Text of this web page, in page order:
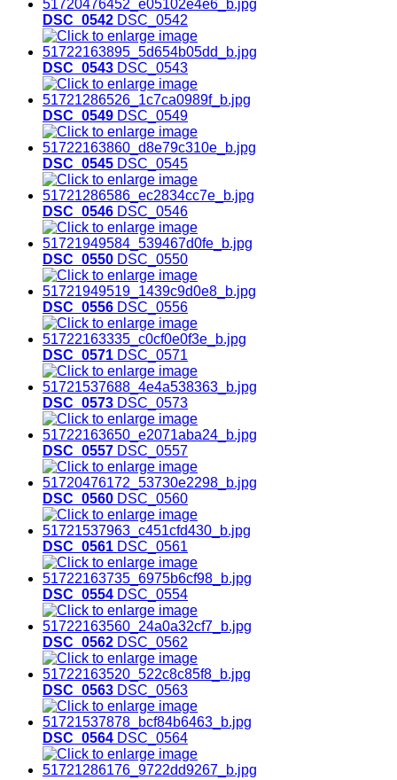
DSC_0542 DSC_0542
DSC_0543 DSC_0543
DSC_0549 DSC_0549
DSC_0545 DSC_0545
DSC_0546 DSC_0546
DSC_0550 DSC_0550
DSC_0556 DSC_0556
DSC_0571 DSC_0571
DSC_0573 DSC_0573
DSC_0557 DSC_0557
DSC_0560 DSC_0560
DSC_0561 DSC_0561
DSC_0554 DSC_0554
DSC_0562 DSC_0562
DSC_0563 DSC_0563
DSC_0564 DSC_0564